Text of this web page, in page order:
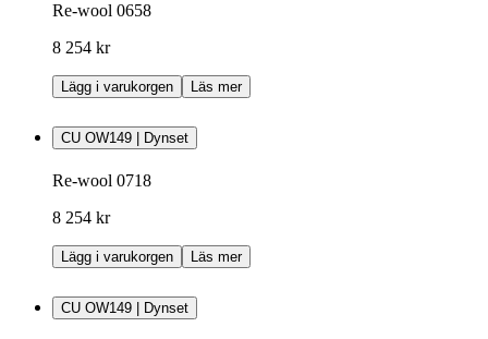
Re-wool 0658
8 254 kr
Lägg i varukorgen Läs mer
CU OW149 | Dynset
Re-wool 0718
8 254 kr
Lägg i varukorgen Läs mer
CU OW149 | Dynset